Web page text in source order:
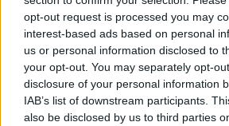
opt-out request is processed you may
interest-based ads based on personal
us or personal information disclosed to
your opt-out. You may separately opt-
disclosure of your personal information
IAB’s list of downstream participants.
also be disclosed by us to third parties